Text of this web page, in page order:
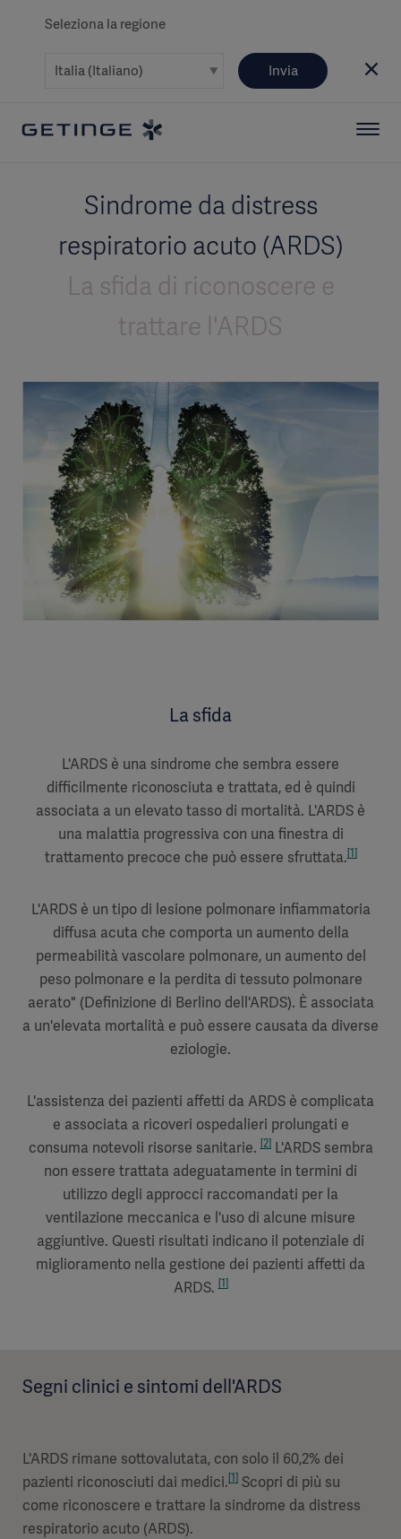
Seleziona la regione
Invia
Sindrome da distress
respiratorio acuto (ARDS)
La sfida di riconoscere e
trattare l'ARDS
La sfida
L'ARDS è una sindrome che sembra essere
difficilmente riconosciuta e trattata, ed è quindi
associata a un elevato tasso di mortalità. L'ARDS è
una malattia progressiva con una finestra di
trattamento precoce che può essere sfruttata.[1]
L'ARDS è un tipo di lesione polmonare infiammatoria
diffusa acuta che comporta un aumento della
permeabilità vascolare polmonare, un aumento del
peso polmonare e la perdita di tessuto polmonare
aerato" (Definizione di Berlino dell'ARDS). È associata
a un'elevata mortalità e può essere causata da diverse
eziologie.
L'assistenza dei pazienti affetti da ARDS è complicata
e associata a ricoveri ospedalieri prolungati e
consuma notevoli risorse sanitarie.[2]L'ARDS sembra
non essere trattata adeguatamente in termini di
utilizzo degli approcci raccomandati per la
ventilazione meccanica e l'uso di alcune misure
aggiuntive. Questi risultati indicano il potenziale di
miglioramento nella gestione dei pazienti affetti da
ARDS.[1]
Segni clinici e sintomi dell'ARDS
L'ARDS rimane sottovalutata, con solo il 60,2% dei
pazienti riconosciuti dai medici.[1] Scopri di più su
come riconoscere e trattare la sindrome da distress
respiratorio acuto (ARDS).